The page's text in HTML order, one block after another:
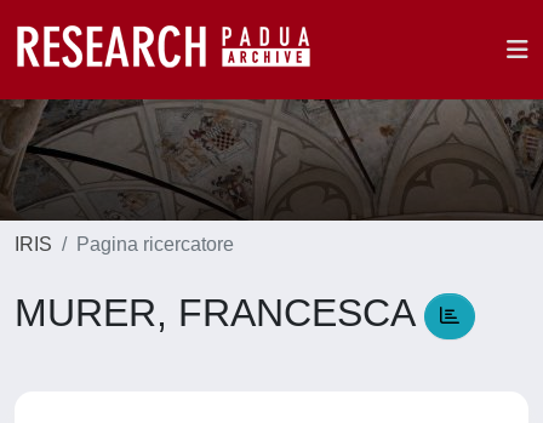
IRIS Pagina ricercatore
MURER, FRANCESCA